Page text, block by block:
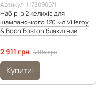
Артикул: 1173090071
Набір із 2 келихів для
шампанського 120 мл Villeroy
& Boch Boston блакитний
2 911 грн 4 184 грн
Купити!